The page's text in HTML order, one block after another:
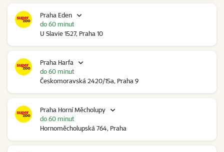
Praha Eden
U Slavie 1527, Praha 10
do 60 minut
Praha Harfa
Českomoravská 2420/15a, Praha 9
do 60 minut
Praha Horní Měcholupy
Hornoměcholupská 764, Praha
do 60 minut